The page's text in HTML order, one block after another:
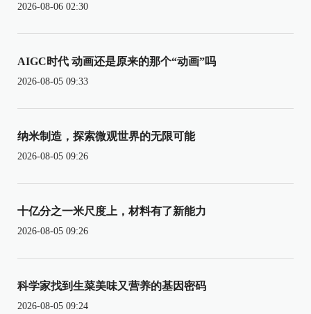
2026-08-06 02:30
AIGC时代 动画还是原来的那个“动画”吗
2026-08-05 09:33
纳米制造，探索微观世界的无限可能
2026-08-05 09:26
十亿分之一米尺度上，材料有了新能力
2026-08-05 09:26
科学家找到生菜美味又营养的基因密码
2026-08-05 09:24